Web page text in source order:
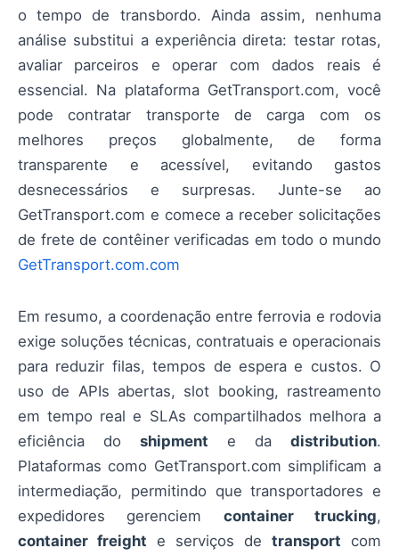
o tempo de transbordo. Ainda assim, nenhuma
análise substitui a experiência direta: testar rotas,
avaliar parceiros e operar com dados reais é
essencial. Na plataforma GetTransport.com, você
pode contratar transporte de carga com os
melhores preços globalmente, de forma
transparente e acessível, evitando gastos
desnecessários e surpresas. Junte-se ao
GetTransport.com e comece a receber solicitações
de frete de contêiner verificadas em todo o mundo
GetTransport.com.com
Em resumo, a coordenação entre ferrovia e rodovia
exige soluções técnicas, contratuais e operacionais
para reduzir filas, tempos de espera e custos. O
uso de APIs abertas, slot booking, rastreamento
em tempo real e SLAs compartilhados melhora a
eficiência do shipment e da distribution.
Plataformas como GetTransport.com simplificam a
intermediação, permitindo que transportadores e
expedidores gerenciem container trucking,
container freight e serviços de transport com